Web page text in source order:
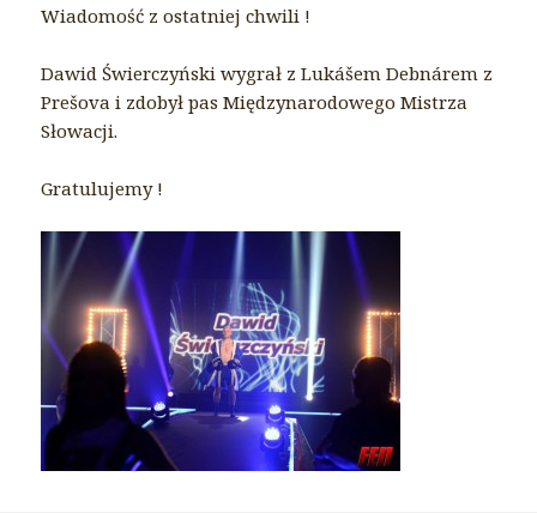
Wiadomość z ostatniej chwili !
Dawid Świerczyński wygrał z Lukášem Debnárem z
Prešova i zdobył pas Międzynarodowego Mistrza
Słowacji.
Gratulujemy !